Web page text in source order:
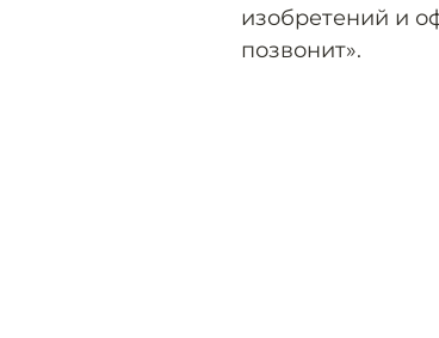
изобретений и
позвонит».